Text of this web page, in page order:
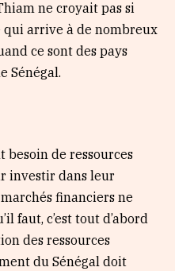
ne croyait pas si
arrive à de nombreux
ce sont des pays
Sénégal.
besoin de ressources
investir dans leur
financiers ne
faut, c’est tout d’abord
des ressources
du Sénégal doit